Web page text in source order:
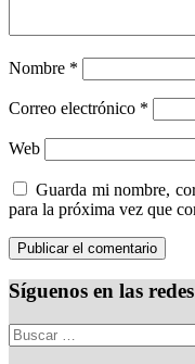
Nombre *
Correo electrónico *
Web
Guarda mi nombre,
para la próxima vez que
Síguenos en las